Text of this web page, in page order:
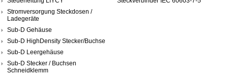
Stromversorgung Steckdosen /
Ladegeräte
Sub-D Gehäuse
Sub-D HighDensity Stecker/Buchse
Sub-D Leergehäuse
Sub-D Stecker / Buchsen
Schneidklemm